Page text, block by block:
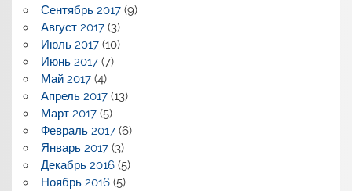
Сентябрь 2017(9)
Август 2017(3)
Июль 2017(10)
Июнь 2017(7)
Май 2017(4)
Апрель 2017(13)
Март 2017(5)
Февраль 2017(6)
Январь 2017(3)
Декабрь 2016(5)
Ноябрь 2016(5)